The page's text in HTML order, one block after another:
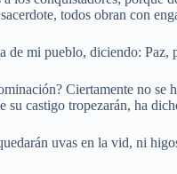
todos obran con
mi pueblo, diciendo: Paz,
Ciertamente no
su castigo tropezarán, ha
uvas en la vid, ni